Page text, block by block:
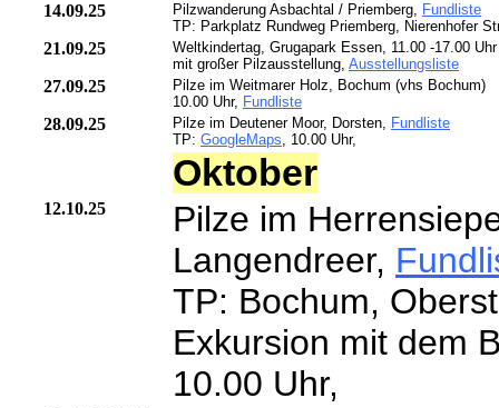
14.09.25 Pilzwanderung Asbachtal / Priemberg, Fundliste
TP: Parkplatz Rundweg Priemberg, Nierenhofer
21.09.25
Weltkindertag, Grugapark Essen, 11.00 -17.00 Uhr
mit großer Pilzausstellung, Ausstellungsliste
27.09.25
Pilze im Weitmarer Holz, Bochum (vhs Bochum)
10.00 Uhr, Fundliste
28.09.25 Pilze im Deutener Moor, Dorsten, Fundliste
TP: GoogleMaps, 10.00 Uhr,
Oktober
12.10.25
Pilze im
Langendreer,
TP: Bochum,
Exkursion mit dem
10.00 Uhr,